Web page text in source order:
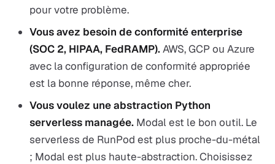
pour votre problème.
Vous avez besoin de conformité enterprise
(SOC 2, HIPAA, FedRAMP).AWS, GCP ou Azure
avec la configuration de conformité appropriée
est la bonne réponse, même cher.
Vous voulez une abstraction Python
serverless managée. Modal est le bon outil. Le
serverless de RunPod est plus proche-du-métal
; Modal est plus haute-abstraction. Choisissez